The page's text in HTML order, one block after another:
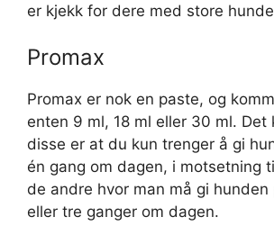
er kjekk for dere med store
Promax
Promax er nok en paste, og
enten 9 ml, 18 ml eller 30 ml. Det
disse er at du kun trenger å gi
én gang om dagen, i motsetning
de andre hvor man må gi
eller tre ganger om dagen.